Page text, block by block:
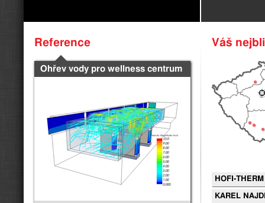
Reference
Ohřev vody pro wellness centrum
Váš
HOFI-
KAREL